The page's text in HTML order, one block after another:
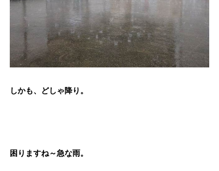
しかも、どしゃ降り。
困りますね～急な雨。